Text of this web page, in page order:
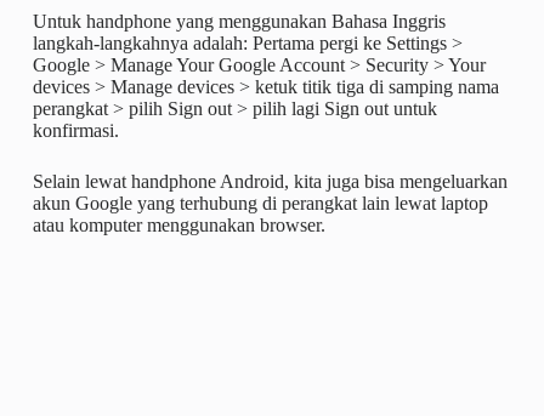
Untuk handphone yang menggunakan Bahasa Inggris
langkah-langkahnya adalah: Pertama pergi ke Settings >
Google > Manage Your Google Account > Security > Your
devices > Manage devices > ketuk titik tiga di samping nama
perangkat > pilih Sign out > pilih lagi Sign out untuk
konfirmasi.
Selain lewat handphone Android, kita juga bisa mengeluarkan
akun Google yang terhubung di perangkat lain lewat laptop
atau komputer menggunakan browser.